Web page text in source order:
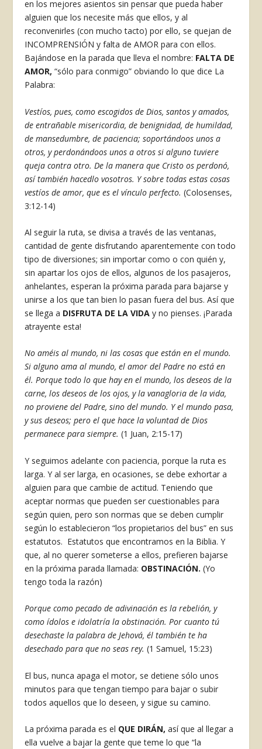
en los mejores asientos sin pensar que pueda haber
alguien que los necesite más que ellos, y al
reconvenirles (con mucho tacto) por ello, se quejan de
INCOMPRENSIÓN y falta de AMOR para con ellos.
Bajándose en la parada que lleva el nombre: FALTA DE
AMOR, “sólo para conmigo” obviando lo que dice La
Palabra:
Vestíos, pues, como escogidos de Dios, santos y amados,
de entrañable misericordia, de benignidad, de humildad,
de mansedumbre, de paciencia; soportándoos unos a
otros, y perdonándoos unos a otros si alguno tuviere
queja contra otro. De la manera que Cristo os perdonó,
así también hacedlo vosotros. Y sobre todas estas cosas
vestíos de amor, que es el vínculo perfecto. (Colosenses,
3:12-14)
Al seguir la ruta, se divisa a través de las ventanas,
cantidad de gente disfrutando aparentemente con todo
tipo de diversiones; sin importar como o con quién y,
sin apartar los ojos de ellos, algunos de los pasajeros,
anhelantes, esperan la próxima parada para bajarse y
unirse a los que tan bien lo pasan fuera del bus. Así que
se llega a DISFRUTA DE LA VIDA y no pienses. ¡Parada
atrayente esta!
No améis al mundo, ni las cosas que están en el mundo.
Si alguno ama al mundo, el amor del Padre no está en
él. Porque todo lo que hay en el mundo, los deseos de la
carne, los deseos de los ojos, y la vanagloria de la vida,
no proviene del Padre, sino del mundo. Y el mundo pasa,
y sus deseos; pero el que hace la voluntad de Dios
permanece para siempre.(1 Juan, 2:15-17)
Y seguimos adelante con paciencia, porque la ruta es
larga. Y al ser larga, en ocasiones, se debe exhortar a
alguien para que cambie de actitud. Teniendo que
aceptar normas que pueden ser cuestionables para
según quien, pero son normas que se deben cumplir
según lo establecieron “los propietarios del bus” en sus
estatutos. Estatutos que encontramos en la Biblia. Y
que, al no querer someterse a ellos, prefieren bajarse
en la próxima parada llamada: OBSTINACIÓN. (Yo
tengo toda la razón)
Porque como pecado de adivinación es la rebelión, y
como ídolos e idolatría la obstinación. Por cuanto tú
desechaste la palabra de Jehová, él también te ha
desechado para que no seas rey. (1 Samuel, 15:23)
El bus, nunca apaga el motor, se detiene sólo unos
minutos para que tengan tiempo para bajar o subir
todos aquellos que lo deseen, y sigue su camino.
La próxima parada es el QUE DIRÁN, así que al llegar a
ella vuelve a bajar la gente que teme lo que “la